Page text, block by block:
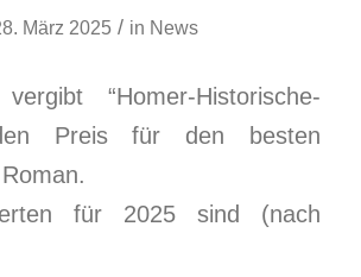
März 2025 / in News
“Homer-Historische-
Preis für den besten
für 2025 sind (nach